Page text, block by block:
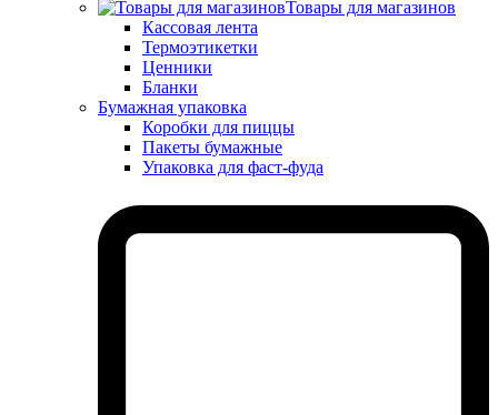
Товары для магазинов
Кассовая лента
Термоэтикетки
Ценники
Бланки
Бумажная упаковка
Коробки для пиццы
Пакеты бумажные
Упаковка для фаст-фуда